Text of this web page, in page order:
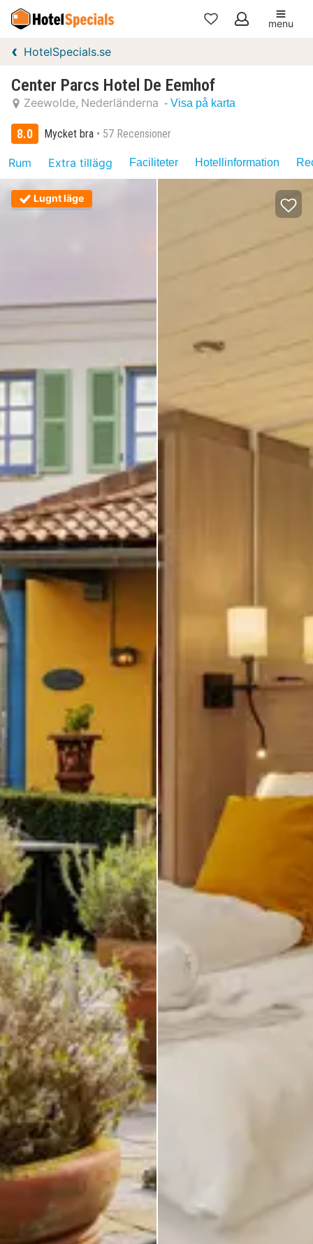
Mina
menu
HotelSpecials.se
Center Parcs Hotel De Eemhof
Zeewolde Nederländerna - Visa på karta
8.0 Mycket bra 57 Recensioner
Rum Extra tillägg Faciliteter Hotellinformation
Lugnt läge